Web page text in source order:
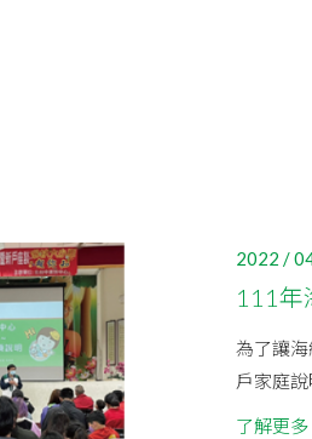
2022 /
111年
為了讓
戶家庭說
了解更多